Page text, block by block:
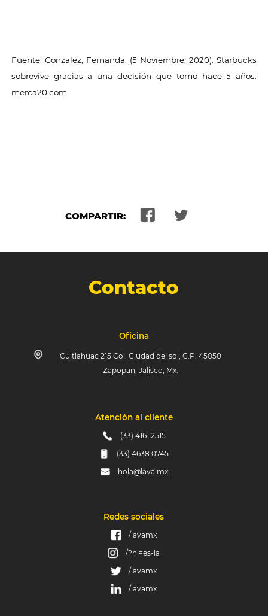
Fuente: Gonzalez, Fernanda. (5 Noviembre, 2020). Starbucks
sobrevive gracias a una decisión que tomó hace 5 años.
merca20.com
COMPARTIR:
Contacto
Oficina
Cuitlahuac 215 Col. Ciudad del sol, C.P. 45050
Zapopan, Jalisco, Mx.
Atención al cliente
(33) 4161 2515
(33) 4638 0745
hola@lava.mx
Redes sociales
/lavamx
/?hl=es-la
/lavamx
/lavamx